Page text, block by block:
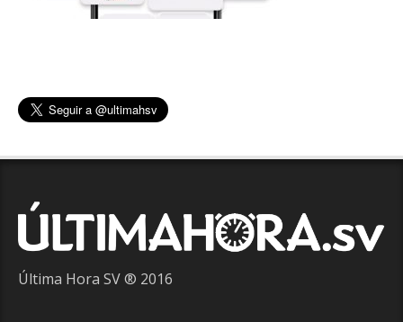
Última Hora SV ® 2016